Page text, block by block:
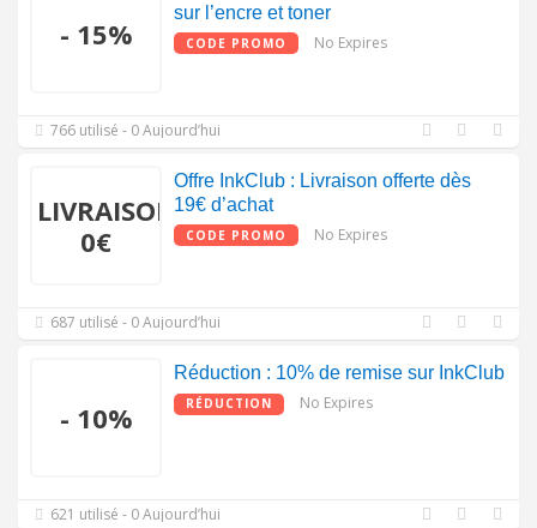
- 15%
sur l’encre et toner
CODE PROMO No Expires
766 utilisé - 0 Aujourd’hui
LIVRAISON
0€
Offre InkClub : Livraison offerte dès
19€ d’achat
CODE PROMO No Expires
687 utilisé - 0 Aujourd’hui
- 10%
Réduction : 10% de remise sur InkClub
RÉDUCTION No Expires
621 utilisé - 0 Aujourd’hui